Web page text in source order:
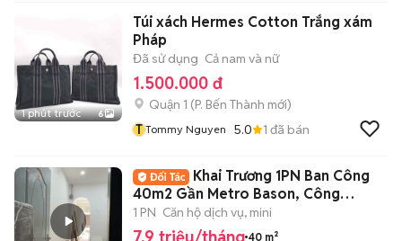
1 phút trước 6
Túi xách Hermes Cotton Trắng xám
Pháp
Đã sử dụng Cả nam và nữ
1.500.000 đ
Quận 1 (P. Bến Thành mới)
T Tommy Nguyen 5.0 1 đã bán
Khai Trương 1PN Ban Công
40m2 Gần Metro Bason, Công
Trường Mê Linh, Q1
1 PN Căn hộ dịch vụ, mini
40 m²